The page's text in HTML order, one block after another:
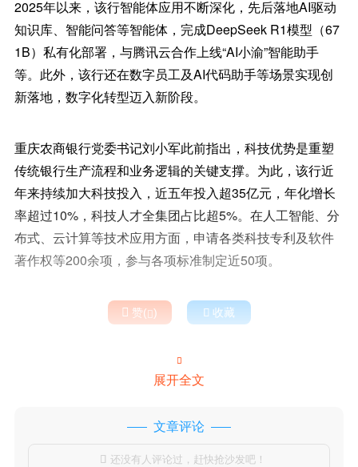
2025年以来，该行智能体应用不断深化，先后落地AI驱动
知识库、智能问答等智能体，完成DeepSeek R1模型（67
1B）私有化部署，与腾讯云合作上线“AI小渝”智能助手
等。此外，该行还在数字员工及AI代码助手等场景实现创
新落地，数字化转型迈入新阶段。
重庆农商银行党委书记刘小军此前指出，科技优势是重塑
传统银行生产流程和业务逻辑的关键支撑。为此，该行近
年来持续加大科技投入，近五年投入超35亿元，年化增长
率超过10%，科技人才全集团占比超5%。在人工智能、分
布式、云计算等技术应用方面，申请各类科技专利及软件
著作权等200余项，参与各项标准制定近50项。
 赞()  收藏

展开全文
文章评论
 还没有人评论过，赶快抢沙发吧！